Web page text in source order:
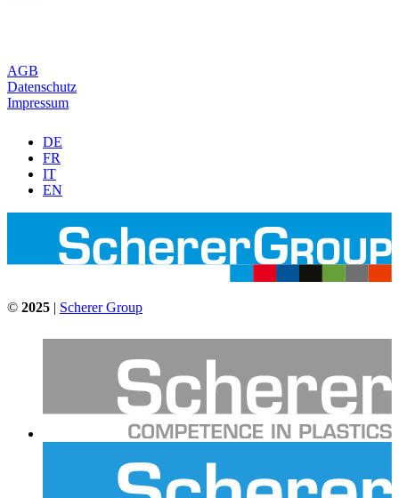
AGB
Datenschutz
Impressum
DE
FR
IT
EN
© 2025 | Scherer Group